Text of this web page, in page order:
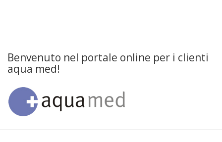
Benvenuto nel portale online per i clienti
aqua med!